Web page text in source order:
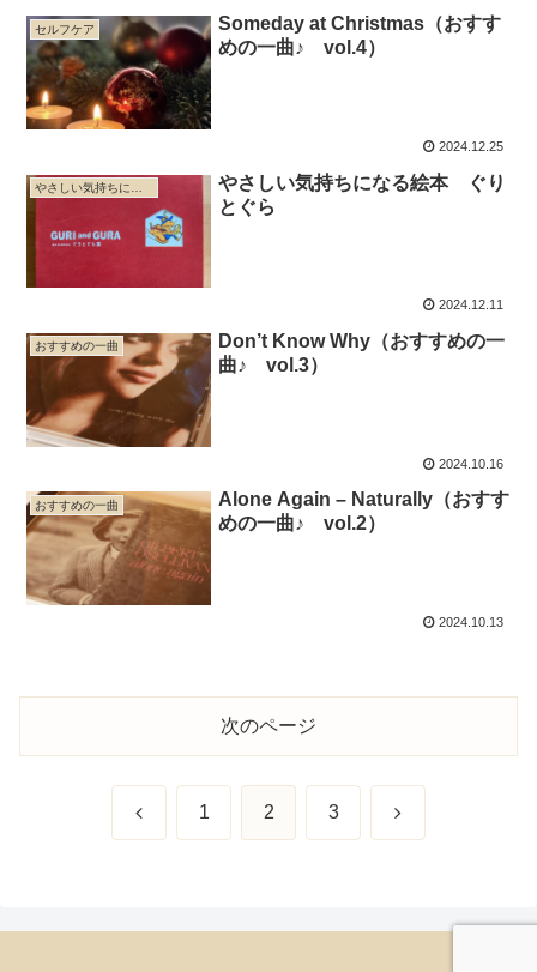
セルフケア
Someday at Christmas（おすす
めの一曲♪ vol.4）
2024.12.25
やさしい気持ちになる絵本 ぐり
とぐら
2024.12.11
おすすめの一曲
Don’t Know Why（おすすめの一
曲♪ vol.3）
2024.10.16
おすすめの一曲
Alone Again – Naturally（おすす
めの一曲♪ vol.2）
2024.10.13
次のページ
前 1 2 3 次